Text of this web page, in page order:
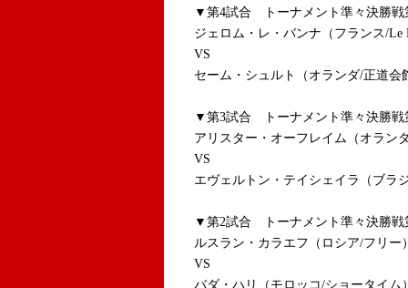
▼第4試合 トーナメント準々決勝
ジェロム・レ・バンナ（フランス/Le
VS
セーム・シュルト（オランダ/正道会
▼第3試合 トーナメント準々決勝
アリスター・オーフレイム（オラン
VS
エヴェルトン・テイシェイラ
（ブラ
▼ 第2試合 トーナメント準々決勝
ルスラン・カラエフ（ロシア/フリー
VS
バダ・ハリ（モロッコ/ショータイム